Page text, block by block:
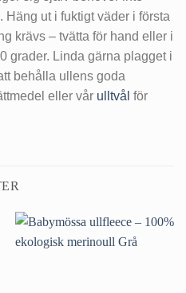
ut i fuktigt väder i första
krävs – tvätta för hand eller i
grader. Linda gärna plagget i
behålla ullens goda
eller vår ulltvål för